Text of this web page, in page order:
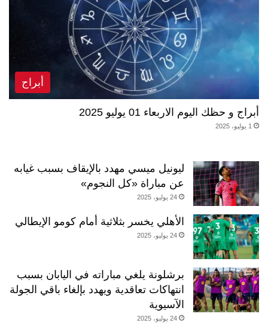
أبراج
أبراج و حظك اليوم الاربعاء 01 يوليو 2025
1 يوليو، 2025
ليونيل ميسي مهدد بالإيقاف بسبب غيابه
عن مباراة «كل النجوم»
24 يوليو، 2025
الأهلي يخسر بثلاثية أمام كومو الإيطالي
24 يوليو، 2025
برشلونة يلغي مباراته في اليابان بسبب
انتهاكات تعاقدية ويهدد بإلغاء باقي الجولة
الآسيوية
24 يوليو، 2025